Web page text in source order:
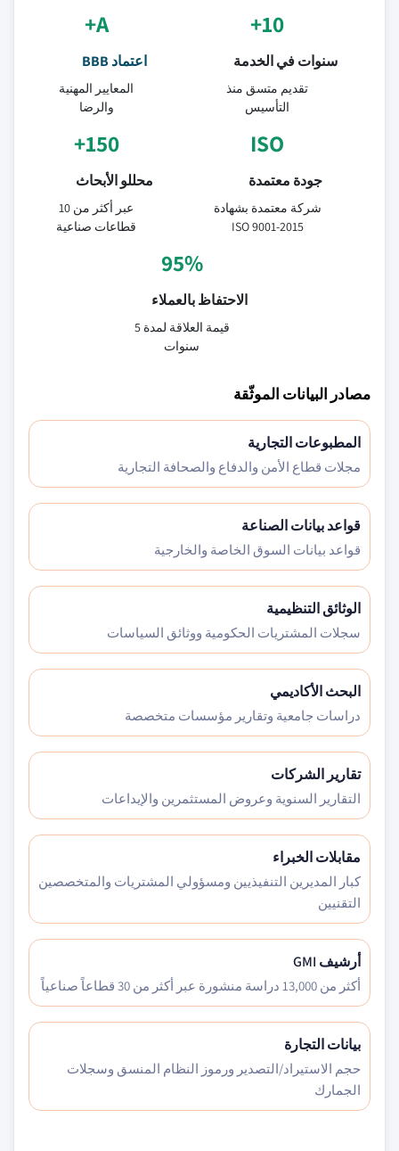
10+
سنوات في الخدمة
تقديم متسق منذ
التأسيس
A+
اعتماد BBB
المعايير المهنية
والرضا
ISO
جودة معتمدة
شركة معتمدة بشهادة
ISO 9001-2015
150+
محللو الأبحاث
عبر أكثر من 10
قطاعات صناعية
95%
الاحتفاظ بالعملاء
قيمة العلاقة لمدة 5
سنوات
مصادر البيانات الموثّقة
المطبوعات التجارية
مجلات قطاع الأمن والدفاع والصحافة التجارية
قواعد بيانات الصناعة
قواعد بيانات السوق الخاصة والخارجية
الوثائق التنظيمية
سجلات المشتريات الحكومية ووثائق السياسات
البحث الأكاديمي
دراسات جامعية وتقارير مؤسسات متخصصة
تقارير الشركات
التقارير السنوية وعروض المستثمرين والإيداعات
مقابلات الخبراء
كبار المديرين التنفيذيين ومسؤولي المشتريات والمتخصصين
التقنيين
أرشيف GMI
أكثر من 13,000 دراسة منشورة عبر أكثر من 30 قطاعاً صناعياً
بيانات التجارة
حجم الاستيراد/التصدير ورموز النظام المنسق وسجلات
الجمارك